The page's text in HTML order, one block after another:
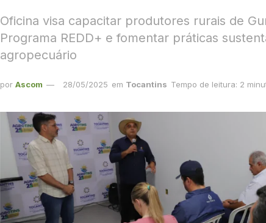
Oficina visa capacitar produtores rurais de
Programa REDD+ e fomentar práticas
agropecuário
por Ascom 28/05/2025 em Tocantins Tempo de leitura: 2